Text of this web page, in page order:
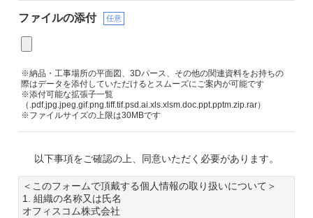
ファイルの添付 任意
※納品・工事場所の平面図、3Dパース、その他の関連資料をお持ちの
際はデータを添付していただけるとスムーズにご案内が可能です
※添付可能な拡張子一覧
（.pdf.jpg.jpeg.gif.png.tiff.tif.psd.ai.xls.xlsm.doc.ppt.pptm.zip.rar）
※ファイルサイズの上限は30MBです
以下事項をご確認の上、同意いただく必要があります。
＜このフォームで頂戴する個人情報の取り扱いについて＞
1. 組織の名称又は氏名
オフィスコム株式会社